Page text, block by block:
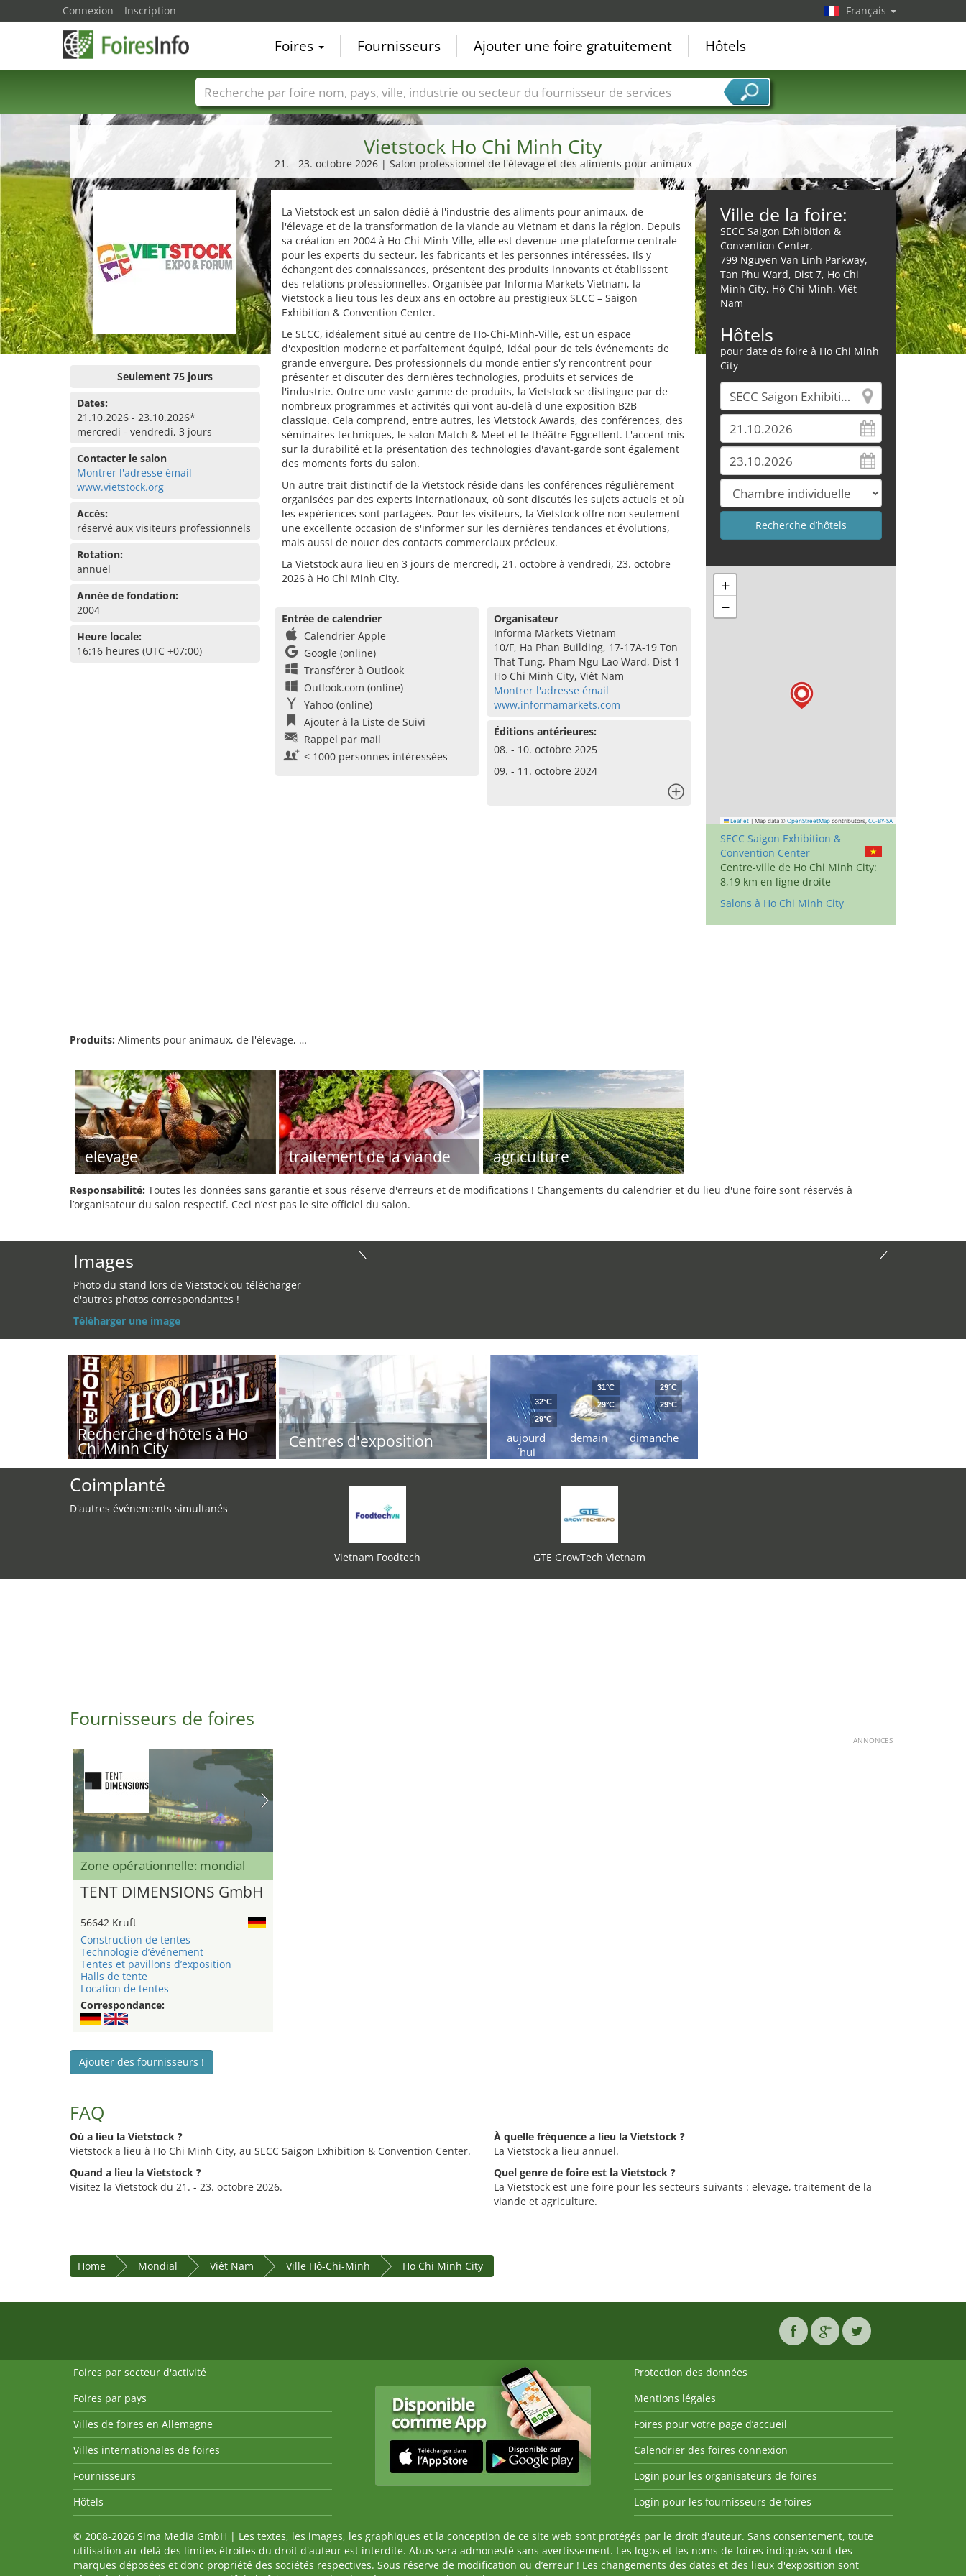
Vietstock Ho Chi Minh City
21. - 23. octobre 2026 | Salon professionnel de l'élevage et des aliments pour animaux
Seulement 75 jours
Dates:
21.10.2026 - 23.10.2026*
mercredi - vendredi, 3 jours
Contacter le salon
Montrer l'adresse émail
www.vietstock.org
Accès:
réservé aux visiteurs professionnels
Rotation:
annuel
Année de fondation:
2004
Heure locale:
16:16 heures (UTC +07:00)
La Vietstock est un salon dédié à l'industrie des aliments pour animaux, de
l'élevage et de la transformation de la viande au Vietnam et dans la région. Depuis
sa création en 2004 à Ho-Chi-Minh-Ville, elle est devenue une plateforme centrale
pour les experts du secteur, les fabricants et les personnes intéressées. Ils y
échangent des connaissances, présentent des produits innovants et établissent
des relations professionnelles. Organisée par Informa Markets Vietnam, la
Vietstock a lieu tous les deux ans en octobre au prestigieux SECC – Saigon
Exhibition & Convention Center.
Le SECC, idéalement situé au centre de Ho-Chi-Minh-Ville, est un espace
d'exposition moderne et parfaitement équipé, idéal pour de tels événements de
grande envergure. Des professionnels du monde entier s'y rencontrent pour
présenter et discuter des dernières technologies, produits et services de
l'industrie. Outre une vaste gamme de produits, la Vietstock se distingue par de
nombreux programmes et activités qui vont au-delà d'une exposition B2B
classique. Cela comprend, entre autres, les Vietstock Awards, des conférences, des
séminaires techniques, le salon Match & Meet et le théâtre Eggcellent. L'accent mis
sur la durabilité et la présentation des technologies d'avant-garde sont également
des moments forts du salon.
Un autre trait distinctif de la Vietstock réside dans les conférences régulièrement
organisées par des experts internationaux, où sont discutés les sujets actuels et où
les expériences sont partagées. Pour les visiteurs, la Vietstock offre non seulement
une excellente occasion de s'informer sur les dernières tendances et évolutions,
mais aussi de nouer des contacts commerciaux précieux.
La Vietstock aura lieu en 3 jours de mercredi, 21. octobre à vendredi, 23. octobre
2026 à Ho Chi Minh City.
Entrée de calendrier
Calendrier Apple
Google (online)
Transférer à Outlook
Outlook.com (online)
Yahoo (online)
Ajouter à la Liste de Suivi
Rappel par mail
< 1000 personnes intéressées
Organisateur
Informa Markets Vietnam
10/F, Ha Phan Building, 17-17A-19 Ton
That Tung, Pham Ngu Lao Ward, Dist 1
Ho Chi Minh City, Viêt Nam
Montrer l'adresse émail
www.informamarkets.com
Éditions antérieures:
08. - 10. octobre 2025
09. - 11. octobre 2024
Ville de la foire:
SECC Saigon Exhibition &
Convention Center,
799 Nguyen Van Linh Parkway,
Tan Phu Ward, Dist 7, Ho Chi
Minh City, Hô-Chi-Minh, Viêt
Nam
Hôtels
pour date de foire à Ho Chi Minh
City
+
−
Leaflet | Map data © OpenStreetMap contributors, CC-BY-SA
SECC Saigon Exhibition &
Convention Center
Centre-ville de Ho Chi Minh City:
8,19 km en ligne droite
Salons à Ho Chi Minh City
Produits: Aliments pour animaux, de l'élevage, …
elevage traitement de la viande agriculture
Responsabilité: Toutes les données sans garantie et sous réserve d'erreurs et de modifications ! Changements du calendrier et du lieu d'une foire sont réservés à
l’organisateur du salon respectif. Ceci n’est pas le site officiel du salon.
Images
Photo du stand lors de Vietstock ou télécharger
d'autres photos correspondantes !
Téléharger une image
Recherche d'hôtels à Ho
Chi Minh City Centres d'exposition
aujourd
´hui
32°C
29°C
demain
31°C
29°C
dimanche
29°C
29°C
Coimplanté
D'autres événements simultanés
Vietnam Foodtech GTE GrowTech Vietnam
Fournisseurs de foires
ANNONCES
Zone opérationnelle: mondial
TENT DIMENSIONS GmbH
56642 Kruft
Construction de tentes
Technologie d’événement
Tentes et pavillons d’exposition
Halls de tente
Location de tentes
Correspondance:
Ajouter des fournisseurs !
FAQ
Où a lieu la Vietstock ?
Vietstock a lieu à Ho Chi Minh City, au SECC Saigon Exhibition & Convention Center.
Quand a lieu la Vietstock ?
Visitez la Vietstock du 21. - 23. octobre 2026.
À quelle fréquence a lieu la Vietstock ?
La Vietstock a lieu annuel.
Quel genre de foire est la Vietstock ?
La Vietstock est une foire pour les secteurs suivants : elevage, traitement de la
viande et agriculture.
Home Mondial Viêt Nam Ville Hô-Chi-Minh Ho Chi Minh City
Connexion Inscription Français
Foires Fournisseurs Ajouter une foire gratuitement Hôtels
Foire noms Pays Villes Secteurs de foire Secteurs du fournisseur de services
Foires par secteur d'activité
Foires par pays
Villes de foires en Allemagne
Villes internationales de foires
Fournisseurs
Hôtels
Protection des données
Mentions légales
Foires pour votre page d’accueil
Calendrier des foires connexion
Login pour les organisateurs de foires
Login pour les fournisseurs de foires
© 2008-2026 Sima Media GmbH | Les textes, les images, les graphiques et la conception de ce site web sont protégés par le droit d'auteur. Sans consentement, toute
utilisation au-delà des limites étroites du droit d'auteur est interdite. Abus sera admonesté sans avertissement. Les logos et les noms de foires indiqués sont des
marques déposées et donc propriété des sociétés respectives. Sous réserve de modification ou d’erreur ! Les changements des dates et des lieux d'exposition sont